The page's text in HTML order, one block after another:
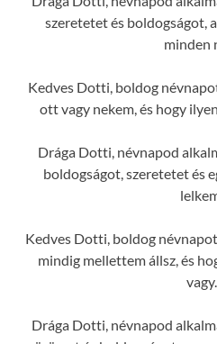
szeretetet és boldogságot,
minden
Kedves Dotti, boldog
ott vagy nekem, és hogy
Drága Dotti, névnapod
boldogságot, szeretetet és
Kedves Dotti, boldog
mindig mellettem állsz, és
vagy.
Drága Dotti, névnapod